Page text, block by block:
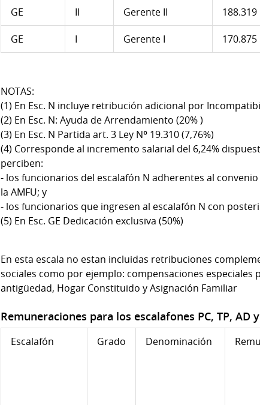
GE II Gerente II 188.319
GE I Gerente I 170.875
NOTAS:
(1) En Esc. N incluye retribución adicional por
(2) En Esc. N: Ayuda de Arrendamiento (20% )
(3) En Esc. N Partida art. 3 Ley Nº 19.310 (7,76%)
(4) Corresponde al incremento salarial del 6,24%
perciben:
- los funcionarios del escalafón N adherentes al
la AMFU; y
- los funcionarios que ingresen al escalafón N con
(5) En Esc. GE Dedicación exclusiva (50%)
En esta escala no estan incluidas retribuciones
sociales como por ejemplo: compensaciones
antigüedad, Hogar Constituido y Asignación Familiar
Remuneraciones para los escalafones PC, TP, AD
Escalafón Grado Denominación